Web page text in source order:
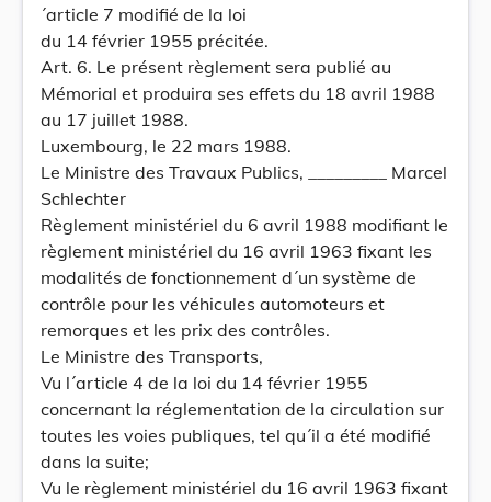
´article 7 modifié de la loi
du 14 février 1955 précitée.
Art. 6. Le présent règlement sera publié au
Mémorial et produira ses effets du 18 avril 1988
au 17 juillet 1988.
Luxembourg, le 22 mars 1988.
Le Ministre des Travaux Publics, _________ Marcel
Schlechter
Règlement ministériel du 6 avril 1988 modifiant le
règlement ministériel du 16 avril 1963 fixant les
modalités de fonctionnement d´un système de
contrôle pour les véhicules automoteurs et
remorques et les prix des contrôles.
Le Ministre des Transports,
Vu l´article 4 de la loi du 14 février 1955
concernant la réglementation de la circulation sur
toutes les voies publiques, tel qu´il a été modifié
dans la suite;
Vu le règlement ministériel du 16 avril 1963 fixant